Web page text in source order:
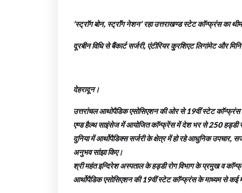
’स्ट्राॅग बोन, स्ट्राॅंग नेशन’ रहा उत्तराखण्ड स्टेट काॅन्फ्रंस का थीम
दूरबीन विधि से बैंकार्ट सर्जरी, एंटीरियर कु्रशिएट लिगांमेट और
देहरादून।
उत्तरांचल आथोपैडिक एसोसिएशन की ओर से 19वीं स्टेट
एण्ड हैल्थ साइंसेज में आयोजित काॅन्फ्रेंस में देश भर से 250 हड्डी
दुनिया में आर्थोपैडिक्स सर्जरी के क्षेत्र में हो रहे आधुनिक उपचार,
अनुभव सांझा किए।
श्री महंत इन्दिरेश अस्पताल के हड्डी रोग विभाग के प्रमुख व
आर्थोपैडिक एसोसिएशन की 19वीं स्टेट काॅन्फ्रंस के माध्यम से कई